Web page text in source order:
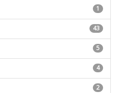
1
43
5
4
2